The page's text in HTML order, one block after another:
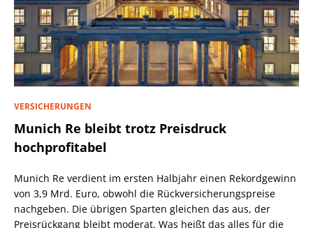
VERSICHERUNGEN
Munich Re bleibt trotz Preisdruck
hochprofitabel
Munich Re verdient im ersten Halbjahr einen Rekordgewinn
von 3,9 Mrd. Euro, obwohl die Rückversicherungspreise
nachgeben. Die übrigen Sparten gleichen das aus, der
Preisrückgang bleibt moderat. Was heißt das alles für die